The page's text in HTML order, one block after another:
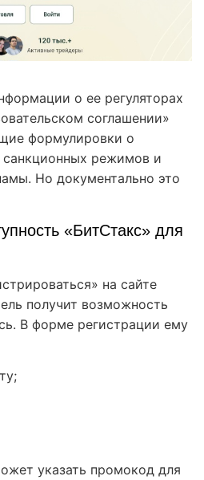
о ее регуляторах
соглашении»
формулировки о
режимов и
Но документально это
«БитСтакс» для
на сайте
получит возможность
В форме регистрации ему
указать промокод для